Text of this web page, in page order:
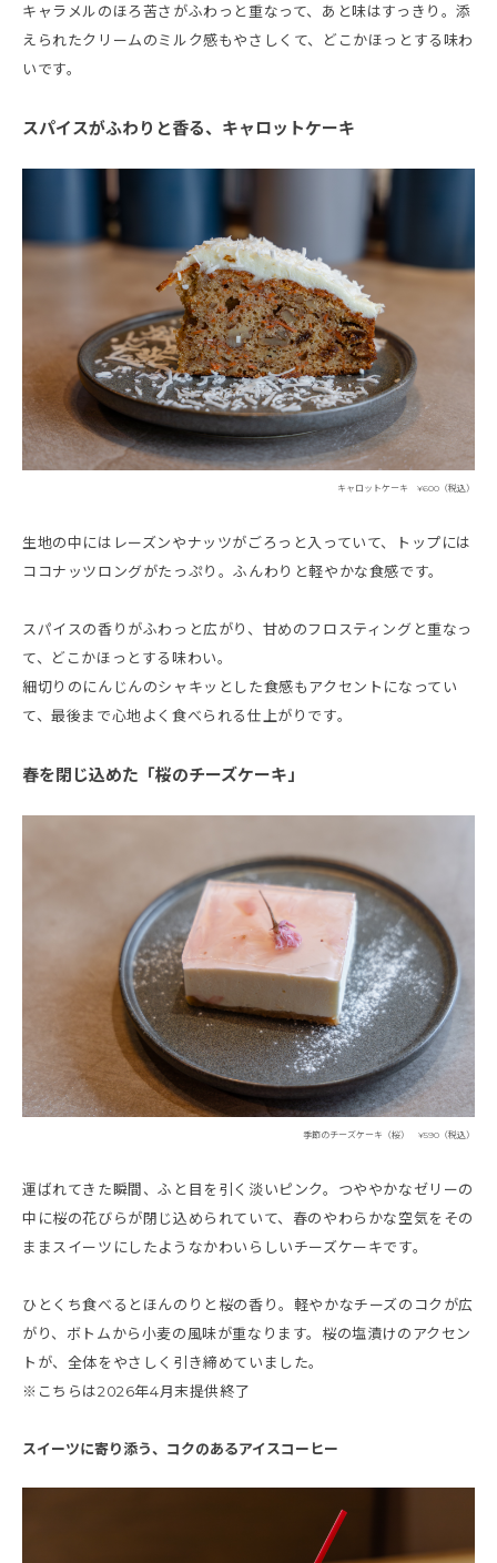
キャラメルのほろ苦さがふわっと重なって、あと味はすっきり。添
えられたクリームのミルク感もやさしくて、どこかほっとする味わ
いです。
スパイスがふわりと香る、キャロットケーキ
キャロットケーキ ¥600（税込）
生地の中にはレーズンやナッツがごろっと入っていて、トップには
ココナッツロングがたっぷり。ふんわりと軽やかな食感です。
スパイスの香りがふわっと広がり、甘めのフロスティングと重なっ
て、どこかほっとする味わい。
細切りのにんじんのシャキッとした食感もアクセントになってい
て、最後まで心地よく食べられる仕上がりです。
春を閉じ込めた「桜のチーズケーキ」
季節のチーズケーキ（桜） ¥590（税込）
運ばれてきた瞬間、ふと目を引く淡いピンク。つややかなゼリーの
中に桜の花びらが閉じ込められていて、春のやわらかな空気をその
ままスイーツにしたようなかわいらしいチーズケーキです。
ひとくち食べるとほんのりと桜の香り。軽やかなチーズのコクが広
がり、ボトムから小麦の風味が重なります。桜の塩漬けのアクセン
トが、全体をやさしく引き締めていました。
※こちらは2026年4月末提供終了
スイーツに寄り添う、コクのあるアイスコーヒー